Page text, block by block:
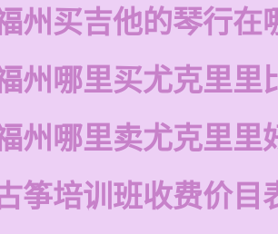
州买吉他的琴行在
州哪里买尤克里里
州哪里卖尤克里里
筝培训班收费价目